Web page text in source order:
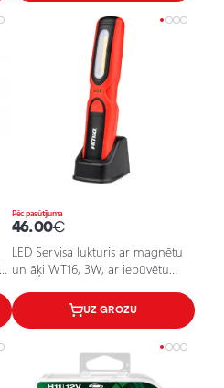
Pēc pasūtījuma
46.00€
LED Servisa lukturis ar magnētu
un āķi WT16, 3W, ar iebūvētu
UZ GROZU